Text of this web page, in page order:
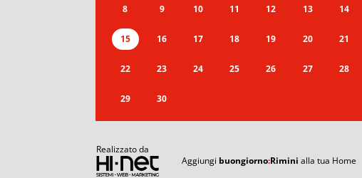
8 9 10 11 12 13 14
15 16 17 18 19 20 21
22 23 24 25 26 27 28
29 30
Realizzato da
Aggiungi buongiorno:Riminialla tua Home